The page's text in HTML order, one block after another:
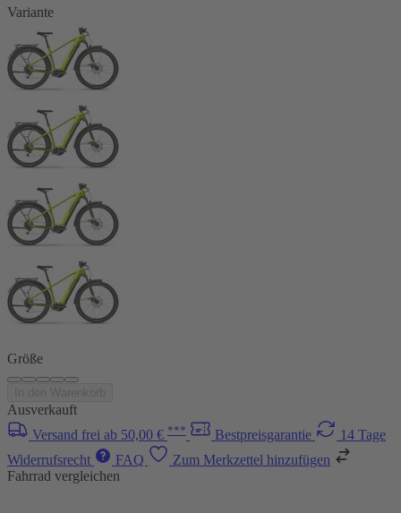
Variante
Größe
Ausverkauft
Versand frei ab 50,00 € *** Bestpreisgarantie
14 Tage
Widerrufsrecht
FAQ
Zum Merkzettel hinzufügen
Fahrrad vergleichen